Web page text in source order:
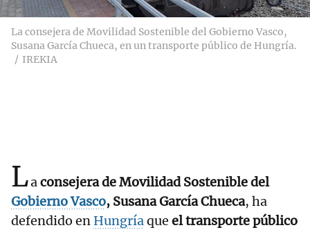
La consejera de Movilidad Sostenible del Gobierno Vasco,
Susana García Chueca, en un transporte público de Hungría.
IREKIA
Laconsejera de Movilidad Sostenible del
Gobierno Vasco, Susana García Chueca, ha
defendido en Hungríaque el transporte público